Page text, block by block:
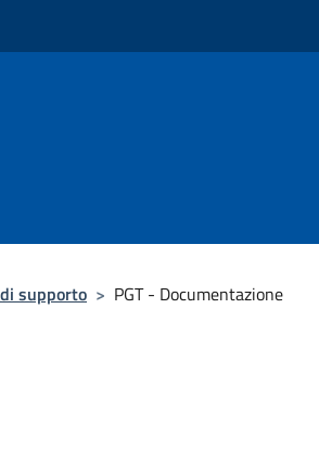
supporto > PGT - Documentazione